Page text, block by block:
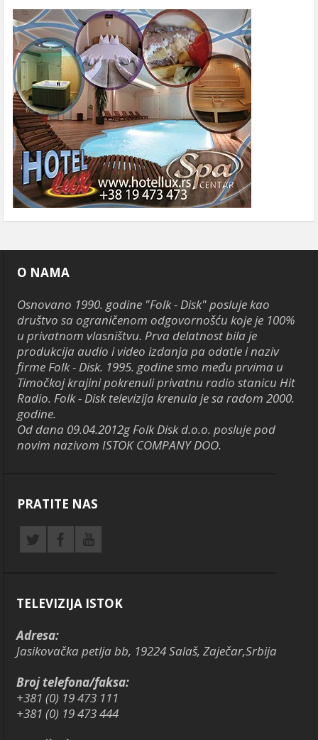
O NAMA
Osnovano 1990. godine "Folk - Disk" posluje kao
društvo sa ograničenom odgovornošću koje je 100%
u privatnom vlasništvu. Prva delatnost bila je
produkcija audio i video izdanja pa odatle i naziv
firme Folk - Disk. 1995. godine smo među prvima u
Timočkoj krajini pokrenuli privatnu radio stanicu Hit
Radio. Folk - Disk televizija krenula je sa radom 2000.
godine.
Od dana 09.04.2012g Folk Disk d.o.o. posluje pod
novim nazivom ISTOK COMPANY DOO.
PRATITE NAS
TELEVIZIJA ISTOK
Adresa:
Jasikovačka petlja bb, 19224 Salaš, Zaječar,Srbija
Broj telefona/faksa:
+381 (0) 19 473 111
+381 (0) 19 473 444